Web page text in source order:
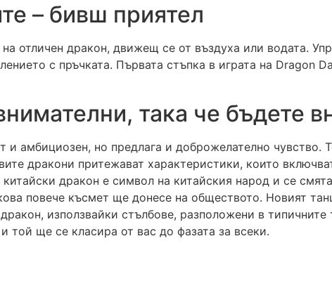
– бивш приятел
отличен дракон, движещ се от въздуха или водата.
с пръчката. Първата стъпка в играта на Dragon
така че бъдете
амбициозен, но предлага и доброжелателно чувство.
дракони притежават характеристики, които
дракон е символ на китайския народ и се
повече късмет ще донесе на обществото. Новият
използвайки стълбове, разположени в типичните
той ще се класира от вас до фазата за всеки.